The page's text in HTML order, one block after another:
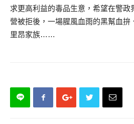
求更高利益的毒品生意，希望在警政
營被拒後，一場腥風血雨的黑幫血拚
里昂家族……